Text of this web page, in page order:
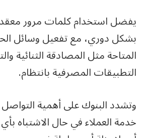
يفضل استخدام كلمات مرور
بشكل دوري، مع تفعيل وسائل
المتاحة مثل المصادقة الثنائية
التطبيقات المصرفية بانتظام.
وتشدد البنوك على أهمية
خدمة العملاء في حال الاشتباه